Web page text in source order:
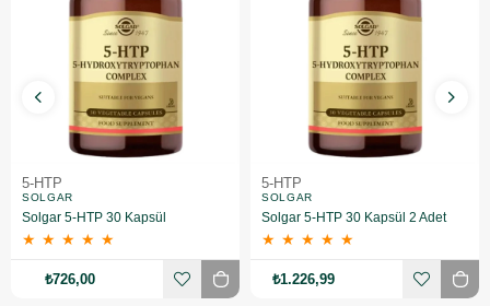
5-HTP
SOLGAR
Solgar 5-HTP 30 Kapsül
★ ★ ★ ★ ★
₺726,00
5-HTP
SOLGAR
Solgar 5-HTP 30 Kapsül 2 Adet
★ ★ ★ ★ ★
₺1.226,99